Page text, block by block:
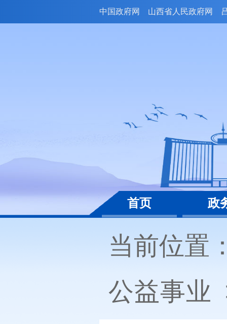
中国政府网 山西省人民政府网
首页 政
当前位置
公益事业